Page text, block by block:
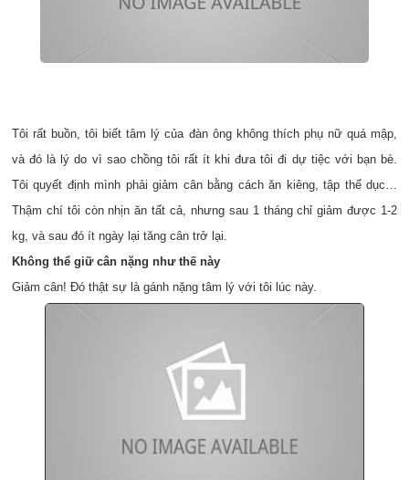
Tôi rất buồn, tôi biết tâm lý của đàn ông không thích phụ nữ quá mập,
và đó là lý do vì sao chồng tôi rất ít khi đưa tôi đi dự tiệc với bạn bè.
Tôi quyết định mình phải giảm cân bằng cách ăn kiêng, tập thể dục…
Thậm chí tôi còn nhịn ăn tất cả, nhưng sau 1 tháng chỉ giảm được 1-2
kg, và sau đó ít ngày lại tăng cân trở lại.
Không thể giữ cân nặng như thế này
Giảm cân! Đó thật sự là gánh nặng tâm lý với tôi lúc này.